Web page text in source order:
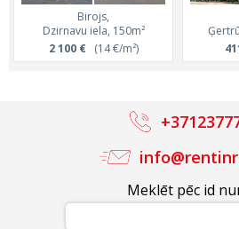
Birojs,
Dzirnavu iela, 150m²
2 100 €(14 €/m²)
Meklēt pēc id